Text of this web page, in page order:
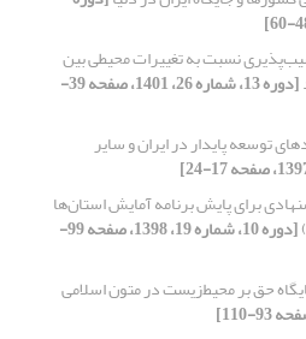
نسبت به تغییرات محیطی بین
[دوره 13، شماره 26، 1401، صفحه 39-
توسعه پایدار در ایران و سایر
برای پایش برنامه آمایش استان‌ها
[دوره 10، شماره 19، 1398، صفحه 99-
حق بر محیط‌زیست در متون اسلامی